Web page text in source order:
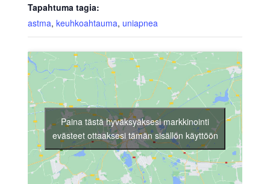
Tapahtuma tagia:
astma, keuhkoahtauma, uniapnea
Paina tästä hyväksyäksesi markkinointi
evästeet ottaaksesi tämän sisällön käyttöön